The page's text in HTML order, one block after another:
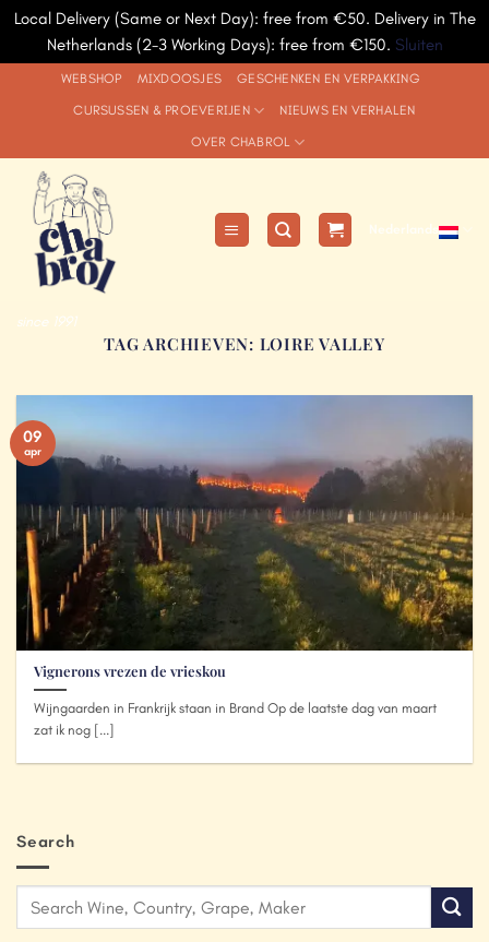
Local Delivery (Same or Next Day): free from €50. Delivery in The
Netherlands (2-3 Working Days): free from €150. Sluiten
WEBSHOP MIXDOOSJES GESCHENKEN EN VERPAKKING
CURSUSSEN & PROEVERIJEN NIEUWS EN VERHALEN
OVER CHABROL
since 1991
Nederlands
TAG ARCHIEVEN: LOIRE VALLEY
Vignerons vrezen de vrieskou
Wijngaarden in Frankrijk staan in Brand Op de laatste dag van maart
zat ik nog [...]
09
apr
Search